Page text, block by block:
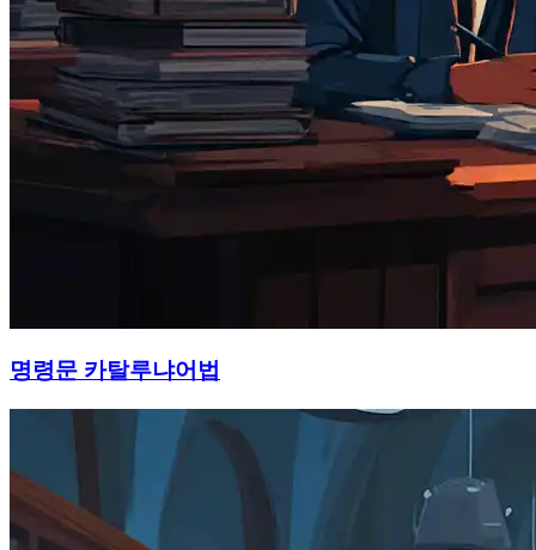
명령문 카탈루냐어법